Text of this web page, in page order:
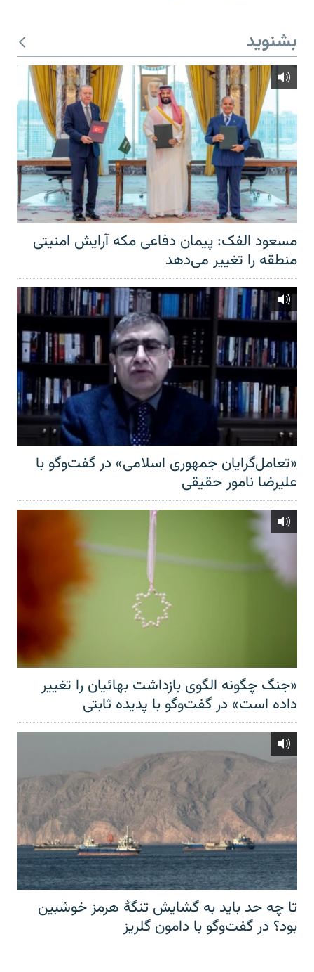
بشنوید
مسعود الفک: پیمان دفاعی مکه آرایش امنیتی
منطقه را تغییر می‌دهد
«تعامل‌گرایان جمهوری اسلامی» در گفت‌وگو با
علیرضا نامور حقیقی
«جنگ چگونه الگوی بازداشت بهائیان را تغییر
داده است» در گفت‌وگو با پدیده ثابتی
تا چه حد باید به گشایش تنگهٔ هرمز خوشبین
بود؟ در گفت‌وگو با دامون گلریز